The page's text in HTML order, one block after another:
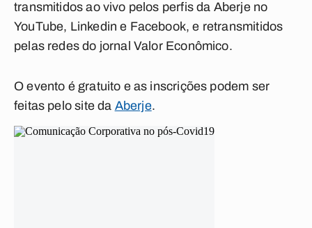
transmitidos ao vivo pelos perfis da Aberje no
YouTube, Linkedin e Facebook, e retransmitidos
pelas redes do jornal Valor Econômico.
O evento é gratuito e as inscrições podem ser
feitas pelo site da Aberje.